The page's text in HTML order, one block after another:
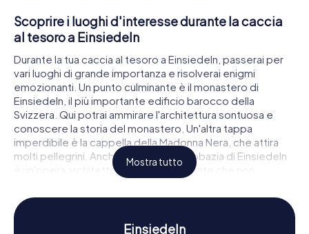
Scoprire i luoghi d'interesse durante la caccia
al tesoro a Einsiedeln
Durante la tua caccia al tesoro a Einsiedeln, passerai per
vari luoghi di grande importanza e risolverai enigmi
emozionanti. Un punto culminante è il monastero di
Einsiedeln, il più importante edificio barocco della
Svizzera. Qui potrai ammirare l'architettura sontuosa e
conoscere la storia del monastero. Un'altra tappa
imperdibile è la cappella della Madonna Nera, che attira
molti pellegrini. Anche la chiesa dell'abbazia di Einsiedeln
è un'opera architettonica impressionante che non
luoghi storici e risolvi i complicati enigmi che ti aspettano
ad ogni tappa.
Mostra tutto
Einsiedeln